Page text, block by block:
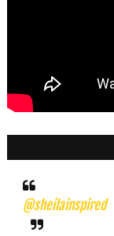
@sheilainspired